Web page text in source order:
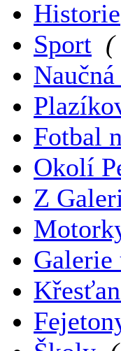
Historie
Sport (
Fotbal
Okolí
Z
Galerie